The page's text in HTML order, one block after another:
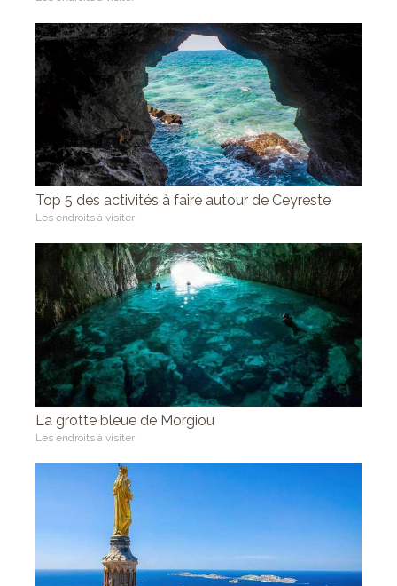
Top 5 des activités à faire autour de Ceyreste
Les endroits à visiter
La grotte bleue de Morgiou
Les endroits à visiter